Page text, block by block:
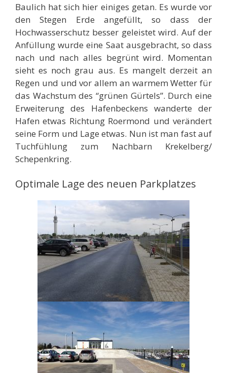
Baulich hat sich hier einiges getan. Es wurde vor
den Stegen Erde angefüllt, so dass der
Hochwasserschutz besser geleistet wird. Auf der
Anfüllung wurde eine Saat ausgebracht, so dass
nach und nach alles begrünt wird. Momentan
sieht es noch grau aus. Es mangelt derzeit an
Regen und und vor allem an warmem Wetter für
das Wachstum des “grünen Gürtels”. Durch eine
Erweiterung des Hafenbeckens wanderte der
Hafen etwas Richtung Roermond und verändert
seine Form und Lage etwas. Nun ist man fast auf
Tuchfühlung zum Nachbarn Krekelberg/
Schepenkring.
Optimale Lage des neuen Parkplatzes